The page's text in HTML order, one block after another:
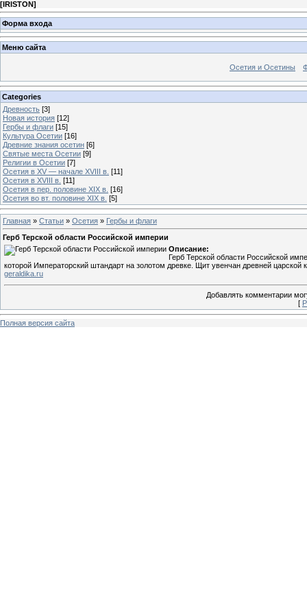
[IRISTON]
Форма входа
Меню сайта
Осетия и Осетины
Categories
Древность [3]
Новая история [12]
Гербы и флаги [15]
Культура Осетии [16]
Древние знания осетин [6]
Святые места Осетии [9]
Религии в Осетии [7]
Осетия в XV — начале XVIII в. [11]
Осетия в XVIII в. [11]
Осетия в пер. половине XIX в. [16]
Осетия во вт. половине XIX в. [5]
Главная » Статьи » Осетия » Гербы и флаги
Герб Терской области Российской империи
Описание:
Герб Терской области Российской
которой Императорский штандарт на золотом древке. Щит увенчан древней
geraldika.ru
Добавлять комментарии
[
Полная версия сайта